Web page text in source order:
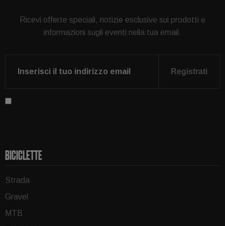
Ricevi offerte speciali, notizie esclusive sui prodotti e
informazioni sugli eventi nella tua email.
Registrati
BICICLETTE
Strada
Gravel
MTB